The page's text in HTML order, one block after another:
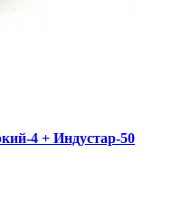
4 + Индустар-50